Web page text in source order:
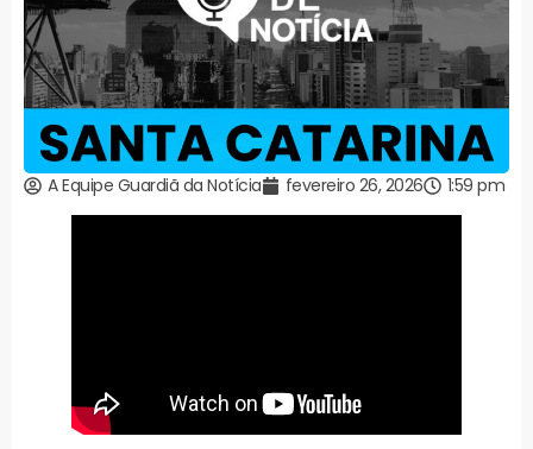
A Equipe Guardiã da Notícia fevereiro 26, 2026 1:59 pm